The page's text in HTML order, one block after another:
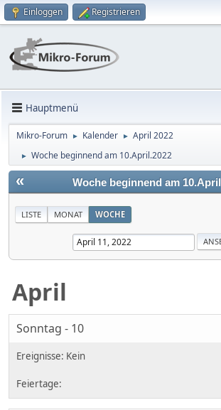
Einloggen Registrieren
Hauptmenü
Mikro-Forum ► Kalender ► April 2022
► Woche beginnend am 10.April.2022
« Woche beginnend am
LISTE MONAT WOCHE
April
Sonntag - 10